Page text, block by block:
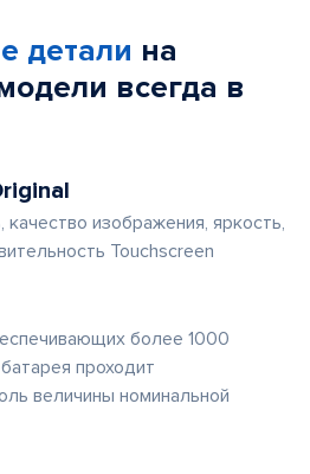
детали на
всегда в
качество изображения, яркость,
Touchscreen
более 1000
проходит
величины номинальной